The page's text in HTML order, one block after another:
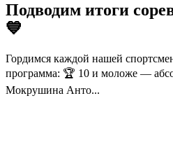
Подводим итоги
💙
Гордимся каждой нашей
программа: 🏆 10 и моложе —
Мокрушина Анто...